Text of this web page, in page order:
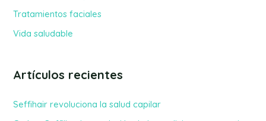
Tratamientos faciales
Vida saludable
Artículos recientes
Seffihair revoluciona la salud capilar